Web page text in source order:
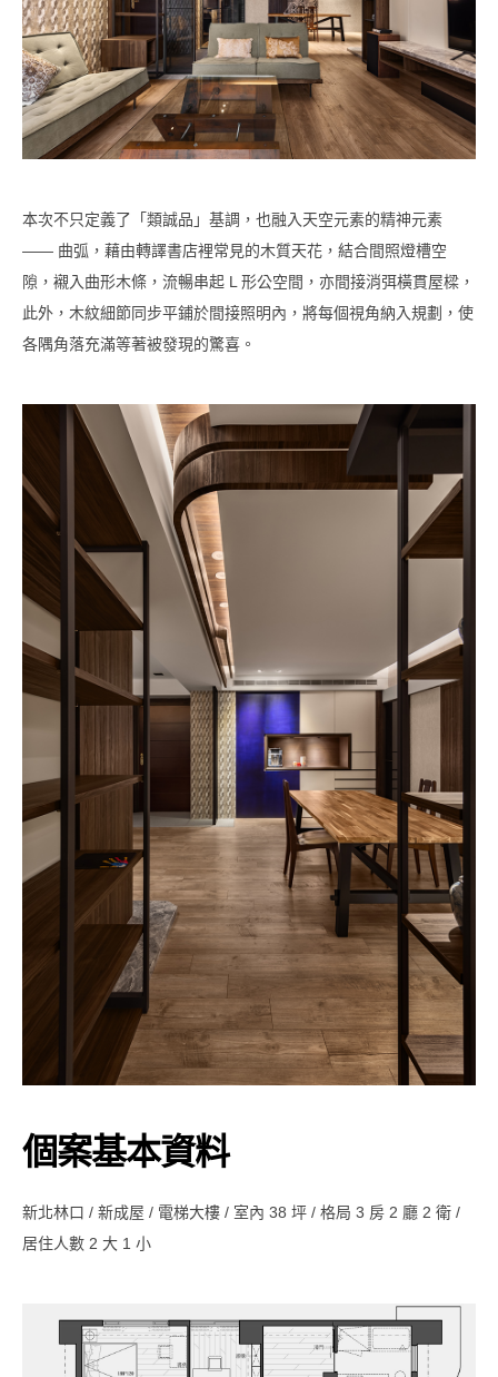
本次不只定義了「類誠品」基調，也融入天空元素的精神元素
—— 曲弧，藉由轉譯書店裡常見的木質天花，結合間照燈槽空
隙，襯入曲形木條，流暢串起 L 形公空間，亦間接消弭橫貫屋樑，
此外，木紋細節同步平鋪於間接照明內，將每個視角納入規劃，使
各隅角落充滿等著被發現的驚喜。
個案基本資料
新北林口 / 新成屋 / 電梯大樓 / 室內 38 坪 / 格局 3 房 2 廳 2 衛 /
居住人數 2 大 1 小